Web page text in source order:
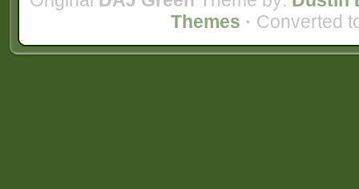
Themes · Converted